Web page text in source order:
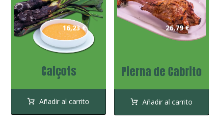
Calçots
16,23€
Añadir al carrito
Pierna de Cabrito
26,79€
Añadir al carrito